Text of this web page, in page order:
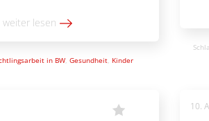
erste
den Themen des Trainings.
weiter lesen
in BW, Gesundheit, Kinder
10.